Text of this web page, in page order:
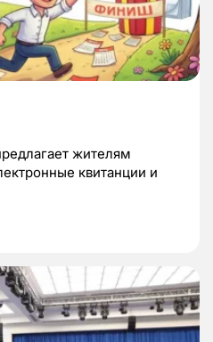
жителям
квитанции и